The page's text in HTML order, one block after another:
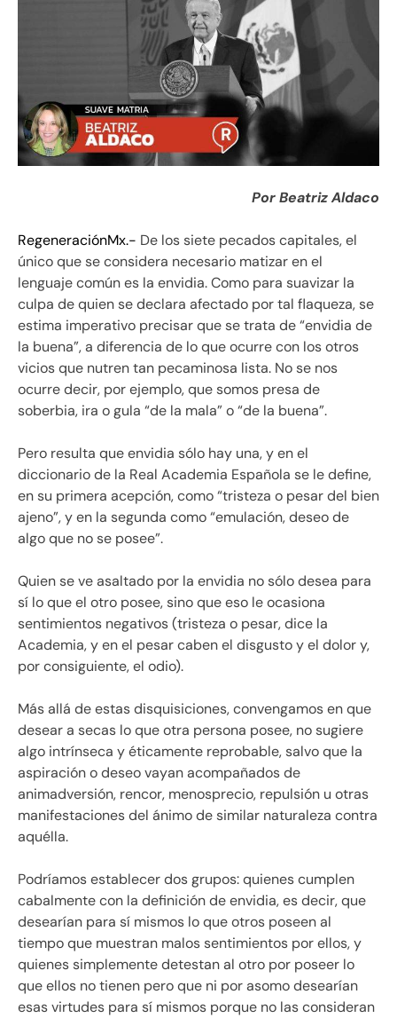
Por Beatriz Aldaco
RegeneraciónMx.- De los siete pecados capitales, el
único que se considera necesario matizar en el
lenguaje común es la envidia. Como para suavizar la
culpa de quien se declara afectado por tal flaqueza, se
estima imperativo precisar que se trata de “envidia de
la buena”, a diferencia de lo que ocurre con los otros
vicios que nutren tan pecaminosa lista. No se nos
ocurre decir, por ejemplo, que somos presa de
soberbia, ira o gula “de la mala” o “de la buena”.
Pero resulta que envidia sólo hay una, y en el
diccionario de la Real Academia Española se le define,
en su primera acepción, como “tristeza o pesar del bien
ajeno”, y en la segunda como “emulación, deseo de
algo que no se posee”.
Quien se ve asaltado por la envidia no sólo desea para
sí lo que el otro posee, sino que eso le ocasiona
sentimientos negativos (tristeza o pesar, dice la
Academia, y en el pesar caben el disgusto y el dolor y,
por consiguiente, el odio).
Más allá de estas disquisiciones, convengamos en que
desear a secas lo que otra persona posee, no sugiere
algo intrínseca y éticamente reprobable, salvo que la
aspiración o deseo vayan acompañados de
animadversión, rencor, menosprecio, repulsión u otras
manifestaciones del ánimo de similar naturaleza contra
aquélla.
Podríamos establecer dos grupos: quienes cumplen
cabalmente con la definición de envidia, es decir, que
desearían para sí mismos lo que otros poseen al
tiempo que muestran malos sentimientos por ellos, y
quienes simplemente detestan al otro por poseer lo
que ellos no tienen pero que ni por asomo desearían
esas virtudes para sí mismos porque no las consideran